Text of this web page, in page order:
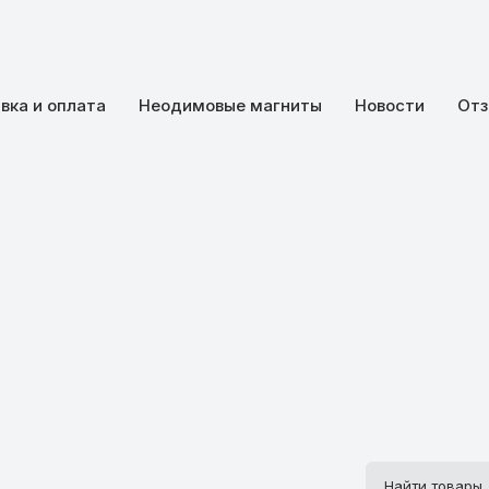
и оплата Неодимовые магниты Новости